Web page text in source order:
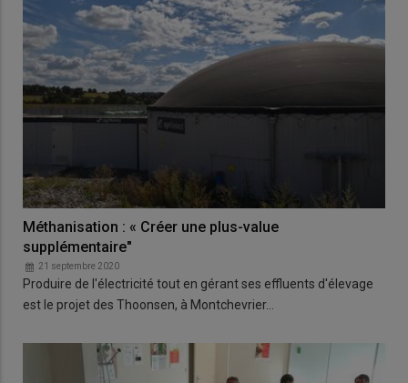
Méthanisation : « Créer une plus-value
supplémentaire"
21 septembre 2020
Produire de l'électricité tout en gérant ses effluents d'élevage
est le projet des Thoonsen, à Montchevrier…